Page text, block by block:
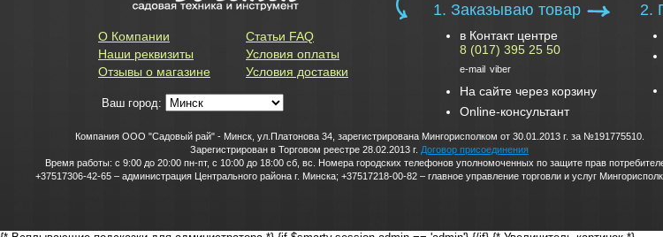
О Компании
Наши реквизиты
Отзывы о магазине
Статьи FAQ
Условия оплаты
Условия доставки
Ваш город:
1. Заказываю товар
в Контакт центре
8 (017) 395 25 50
e-mail viber
На сайте через корзину
Online-консультант
2.
Компания ООО "Садовый рай" - Минск, ул.Платонова 34, зарегистрирована Мингорисполком от 30.01.2013 г. за №191775510.
Зарегистрирован в Торговом реестре 28.02.2013 г. Договор присоединения
Время работы: с 9:00 до 20:00 пн-пт, с 10:00 до 18:00 сб, вс. Номера городских телефонов уполномоченных по защите прав
+37517306-42-65 – администрация Центрального района г. Минска; +37517218-00-82 – главное управление торговли и услуг